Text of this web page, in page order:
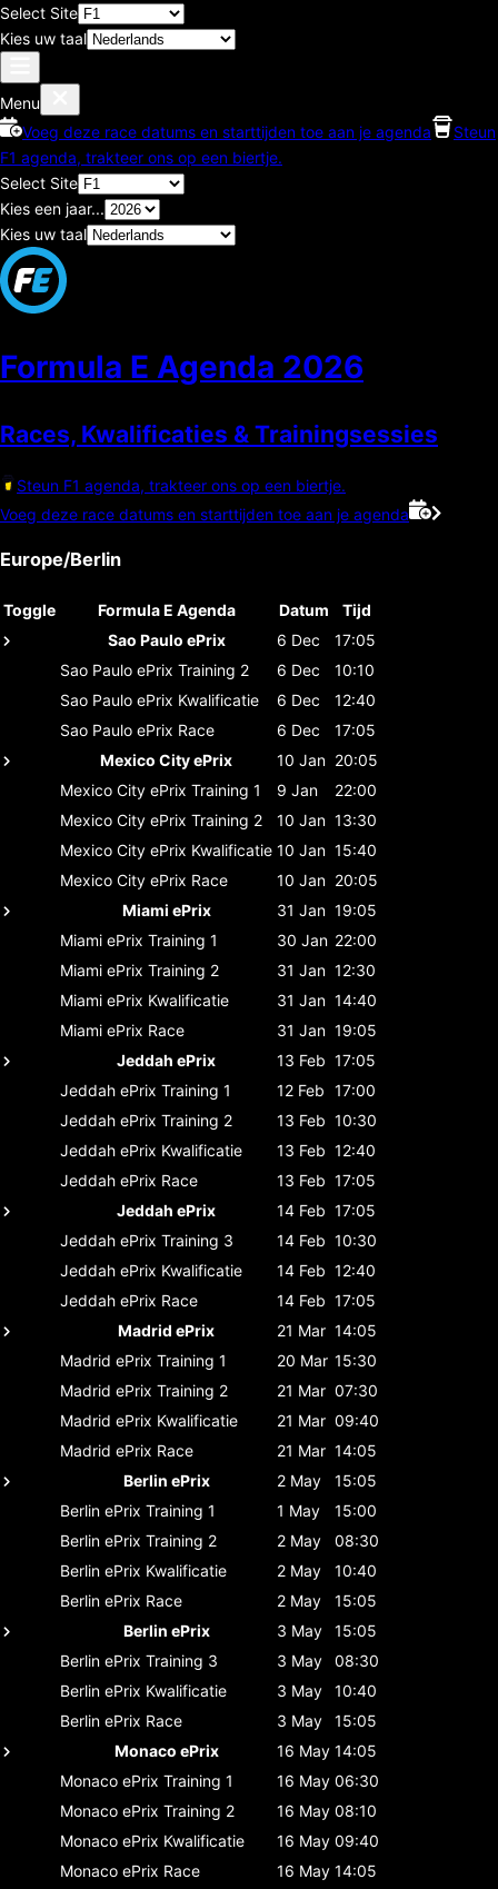
Select Site
Kies uw taal
Menu
Voeg deze race datums en starttijden toe aan je agenda
Steun
F1 agenda, trakteer ons op een biertje.
Select Site
Kies een jaar...
Kies uw taal
Formula E Agenda 2026
Races, Kwalificaties & Trainingsessies
Steun F1 agenda, trakteer ons op een biertje.
Voeg deze race datums en starttijden toe aan je agenda
Europe/Berlin
Toggle Formula E Agenda Datum
Tijd
Sao Paulo ePrix
6 Dec
17:05
Sao Paulo ePrix Training 2 6 Dec
10:10
Sao Paulo ePrix Kwalificatie 6 Dec
12:40
Sao Paulo ePrix Race 6 Dec
17:05
Mexico City ePrix
10 Jan 20:05
Mexico City ePrix Training 1 9 Jan
22:00
Mexico City ePrix Training 2 10 Jan 13:30
Mexico City ePrix Kwalificatie 10 Jan 15:40
Mexico City ePrix Race 10 Jan 20:05
Miami ePrix
31 Jan 19:05
Miami ePrix Training 1 30 Jan 22:00
Miami ePrix Training 2 31 Jan 12:30
Miami ePrix Kwalificatie 31 Jan 14:40
Miami ePrix Race 31 Jan 19:05
Jeddah ePrix
13 Feb 17:05
Jeddah ePrix Training 1 12 Feb 17:00
Jeddah ePrix Training 2 13 Feb 10:30
Jeddah ePrix Kwalificatie 13 Feb 12:40
Jeddah ePrix Race 13 Feb 17:05
Jeddah ePrix
14 Feb 17:05
Jeddah ePrix Training 3 14 Feb 10:30
Jeddah ePrix Kwalificatie 14 Feb 12:40
Jeddah ePrix Race 14 Feb 17:05
Madrid ePrix
21 Mar 14:05
Madrid ePrix Training 1 20 Mar 15:30
Madrid ePrix Training 2 21 Mar 07:30
Madrid ePrix Kwalificatie 21 Mar 09:40
Madrid ePrix Race 21 Mar 14:05
Berlin ePrix
2 May
15:05
Berlin ePrix Training 1 1 May
15:00
Berlin ePrix Training 2 2 May
08:30
Berlin ePrix Kwalificatie 2 May
10:40
Berlin ePrix Race 2 May
15:05
Berlin ePrix
3 May
15:05
Berlin ePrix Training 3 3 May
08:30
Berlin ePrix Kwalificatie 3 May
10:40
Berlin ePrix Race 3 May
15:05
Monaco ePrix
16 May 14:05
Monaco ePrix Training 1 16 May 06:30
Monaco ePrix Training 2 16 May 08:10
Monaco ePrix Kwalificatie 16 May 09:40
Monaco ePrix Race 16 May 14:05